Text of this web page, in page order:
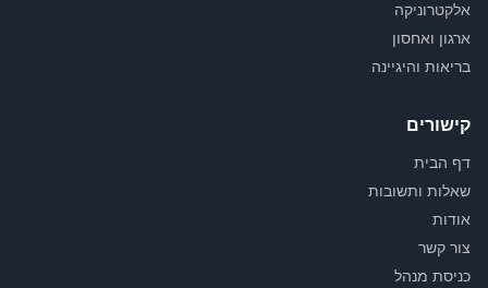
אלקטרוניקה
ארגון ואחסון
בריאות והיגיינה
קישורים
דף הבית
שאלות ותשובות
אודות
צור קשר
כניסת מנהל